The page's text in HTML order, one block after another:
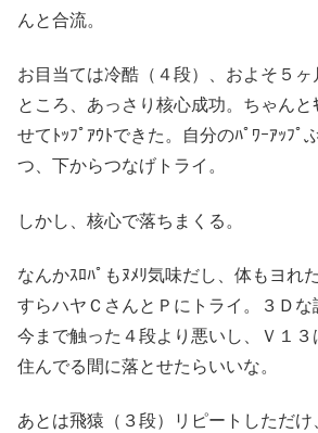
んと合流。
お目当ては冷酷（４段）、およそ５
ところ、あっさり核心成功。ちゃんと
せてﾄｯﾌﾟｱｳﾄできた。自分のﾊﾟﾜｰｱｯﾌﾟ
つ、下からつなげトライ。
しかし、核心で落ちまくる。
なんかｽﾛﾊﾟもﾇﾒﾘ気味だし、体もヨれ
すらハヤＣさんとＰにトライ。３Ｄな
今まで触った４段より悪いし、Ｖ１３
住んでる間に落とせたらいいな。
あとは飛猿（３段）リピートしただ